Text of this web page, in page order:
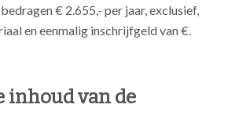
€ 2.655,- per jaar, exclusief,
en eenmalig inschrijfgeld van €.
inhoud van de